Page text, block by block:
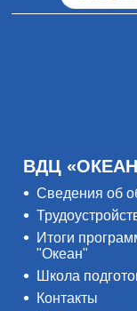
ВДЦ
Сведения об
Итоги
"Океан"
Школа
Контакты